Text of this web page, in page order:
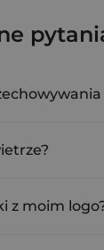
z
z moim